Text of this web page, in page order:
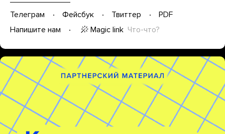
Телеграм Фейсбук Твиттер
PDF
Напишите нам
Magic link Что-что?